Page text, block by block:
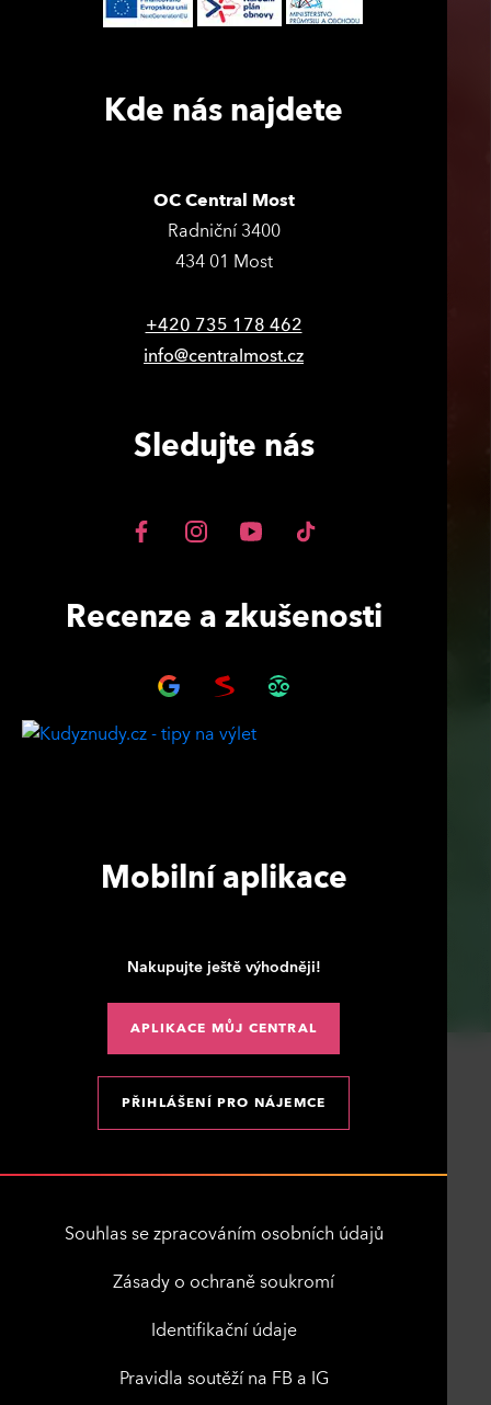
Kde nás najdete
OC Central Most
Radniční 3400
434 01 Most
+420 735 178 462
info@centralmost.cz
Sledujte nás
Recenze a zkušenosti
Mobilní aplikace
Nakupujte ještě výhodněji!
APLIKACE MŮJ CENTRAL
PŘIHLÁŠENÍ PRO NÁJEMCE
Souhlas se zpracováním osobních údajů
Zásady o ochraně soukromí
Identifikační údaje
Pravidla soutěží na FB a IG